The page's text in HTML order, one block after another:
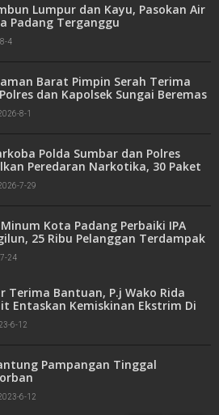
Lumpur dan Kayu, Pasokan Air
Padang Terganggu
4
Barat Pimpin Serah Terima
dan Kapolsek Sungai Beremas
8-1
Polda Sumbar dan Polres
Peredaran Narkotika, 30 Paket
Edar Disita
7-29
Kota Padang Perbaiki IPA
25 Ribu Pelanggan Terdampak
24
Terima Bantuan, P.j Wako Rida
Entaskan Kemiskinan Ekstrim Di
6-12
Pampangan Tinggal
6-12